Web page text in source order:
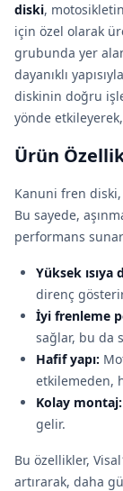
diski,
için özel olarak
grubunda yer
dayanıklı
diskinin doğru
yönde
Ürün
Kanuni fren diski,
Bu sayede,
performans
Yüksek ısıya
direnç
İyi frenleme
sağlar, bu da
Hafif yapı:
etkilemeden,
Kolay montaj:
gelir.
Bu özellikler,
artırarak, daha